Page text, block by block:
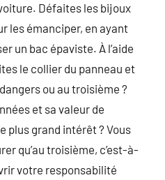
Défaites les bijoux
les émanciper, en ayant
un bac épaviste. À l’aide
le collier du panneau et
ou au troisième ?
et sa valeur de
plus grand intérêt ? Vous
qu’au troisième, c’est-à-
votre responsabilité